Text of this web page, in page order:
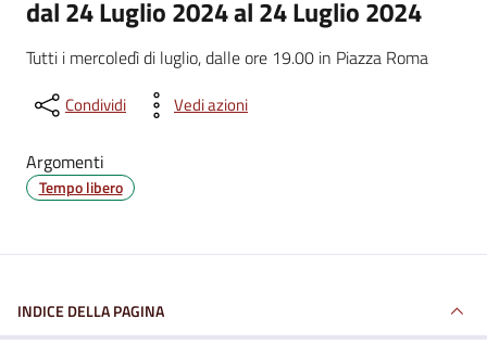
dal 24 Luglio 2024 al 24 Luglio 2024
Tutti i mercoledì di luglio, dalle ore 19.00 in Piazza Roma
Condividi Vedi azioni
Argomenti
Tempo libero
INDICE DELLA PAGINA